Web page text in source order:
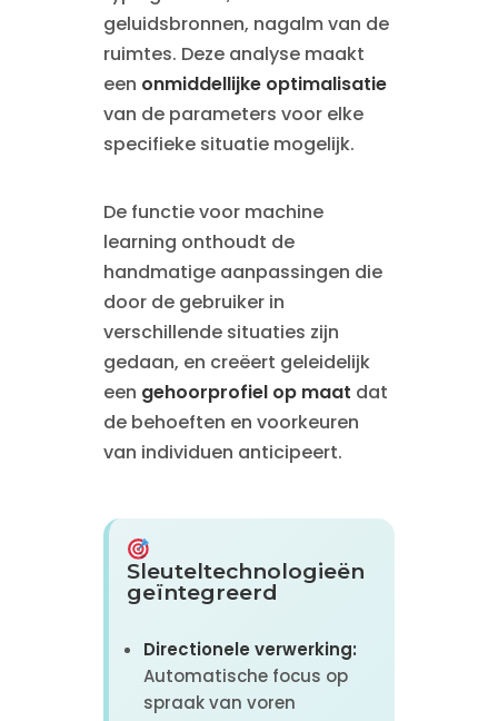
geluidsbronnen, nagalm van de
ruimtes. Deze analyse maakt
een onmiddellijke optimalisatie
van de parameters voor elke
specifieke situatie mogelijk.
De functie voor machine
learning onthoudt de
handmatige aanpassingen die
door de gebruiker in
verschillende situaties zijn
gedaan, en creëert geleidelijk
een gehoorprofiel op maat dat
de behoeften en voorkeuren
van individuen anticipeert.
Sleuteltechnologieën
geïntegreerd
Directionele verwerking:
Automatische focus op
spraak van voren